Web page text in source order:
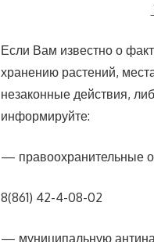
Если Вам известно о
хранению растений,
незаконные действия,
информируйте:
— правоохранительные
8(861) 42-4-08-02
— муниципальную